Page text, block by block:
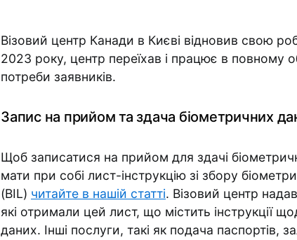
Візовий центр Канади в Києві відновив свою
2023 року, центр переїхав і працює в повному
потреби заявників.
Запис на прийом та здача біометричних
Щоб записатися на прийом для здачі
мати при собі лист-інструкцію зі збору
(BIL) читайте в нашій статті. Візовий центр
які отримали цей лист, що містить інструкції
даних. Інші послуги, такі як подача паспортів,